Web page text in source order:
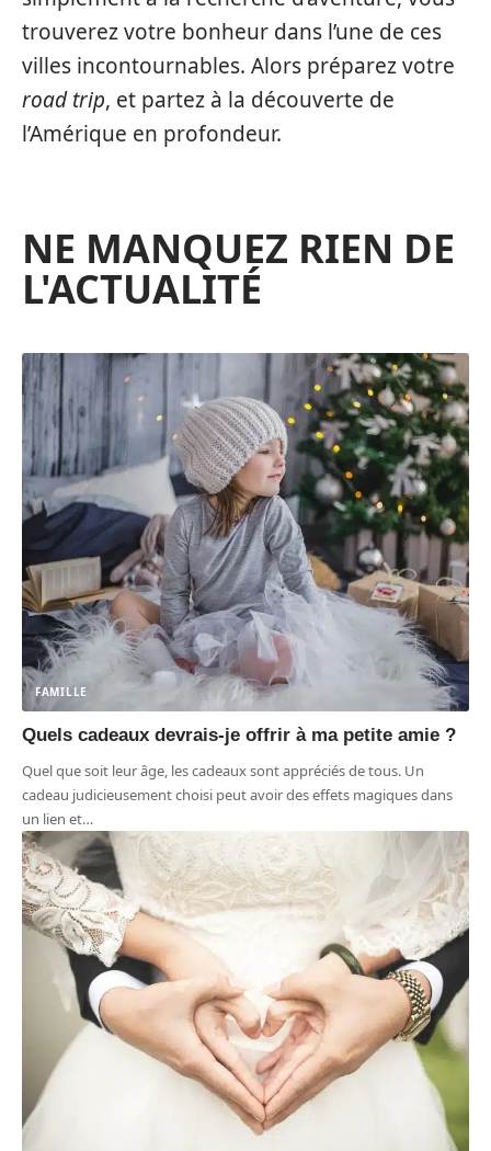
trouverez votre bonheur dans l’une de ces
villes incontournables. Alors préparez votre
road trip, et partez à la découverte de
l’Amérique en profondeur.
NE MANQUEZ RIEN DE
L'ACTUALITÉ
FAMILLE
Quels cadeaux devrais-je offrir à ma petite amie ?
Quel que soit leur âge, les cadeaux sont appréciés de tous. Un
cadeau judicieusement choisi peut avoir des effets magiques dans
un lien et…